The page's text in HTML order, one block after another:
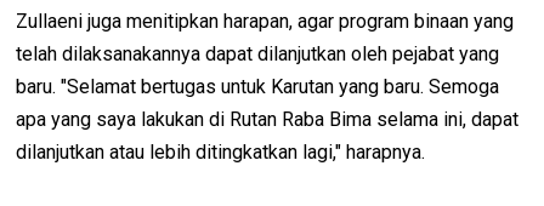
Zullaeni juga menitipkan harapan, agar program binaan yang
telah dilaksanakannya dapat dilanjutkan oleh pejabat yang
baru. "Selamat bertugas untuk Karutan yang baru. Semoga
apa yang saya lakukan di Rutan Raba Bima selama ini, dapat
dilanjutkan atau lebih ditingkatkan lagi," harapnya.